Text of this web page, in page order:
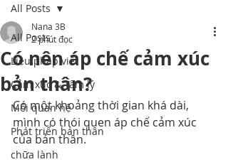
All Posts
Liệu pháp viết
Cảm xúc & Tâm lý
Mối quan hệ
Phát triển bản thân
chữa lành
All Posts
Có nên áp chế cảm xúc
bản thân?
Nana 3B
2 phút đọc
Có một khoảng thời gian khá dài,
mình có thói quen áp chế cảm xúc
của bản thân.